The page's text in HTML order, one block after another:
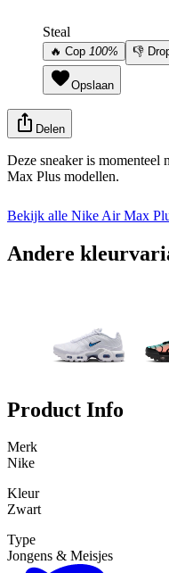
Steal
🔥 Cop 100% 👎
Opslaan
Delen
Deze sneaker is
Max Plus modellen.
Bekijk alle Nike Air Max
Andere
Product Info
Merk
Nike
Kleur
Zwart
Type
Jongens & Meisjes